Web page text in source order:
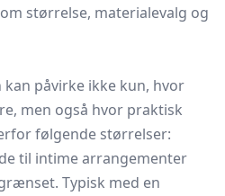
størrelse, materialevalg og
påvirke ikke kun, hvor
men også hvor praktisk
følgende størrelser:
til intime arrangementer
Typisk med en